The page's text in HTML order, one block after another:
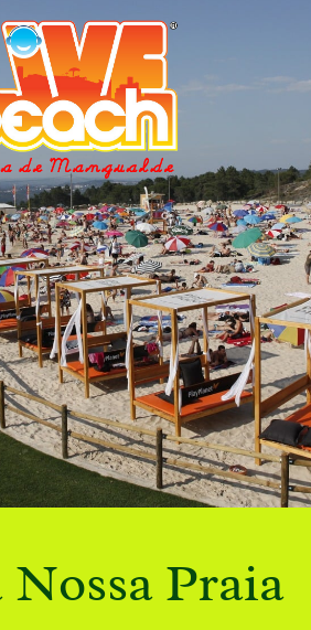
AN APPOINTMENT
Nossa Praia